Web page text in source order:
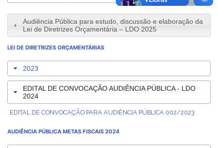
Audiência Pública para estudo, discussão e elaboração da
Lei de Diretrizes Orçamentária – LDO 2025
LEI DE DIRETRIZES ORÇAMENTÁRIAS
2023
EDITAL DE CONVOCAÇÃO AUDIÊNCIA PÚBLICA - LDO
2024
EDITAL DE CONVOCAÇÃO PARA AUDIÊNCIA PÚBLICA 002/2023
AUDIÊNCIA PÚBLICA METAS FISCAIS 2024